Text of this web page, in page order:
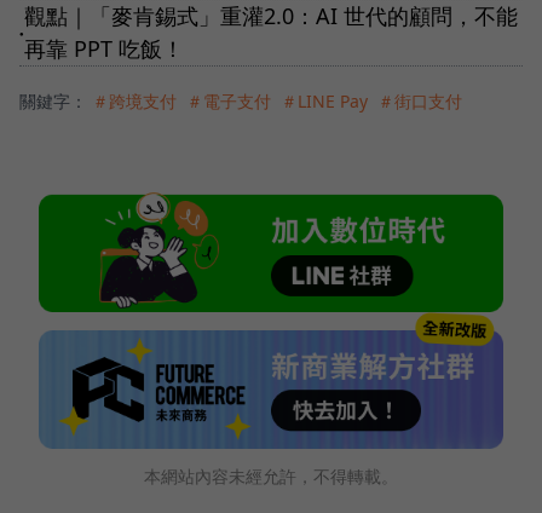
●
觀點｜「麥肯錫式」重灌2.0：AI 世代的顧問，不能
再靠 PPT 吃飯！
關鍵字： ＃跨境支付 ＃電子支付 ＃LINE Pay ＃街口支付
本網站內容未經允許，不得轉載。